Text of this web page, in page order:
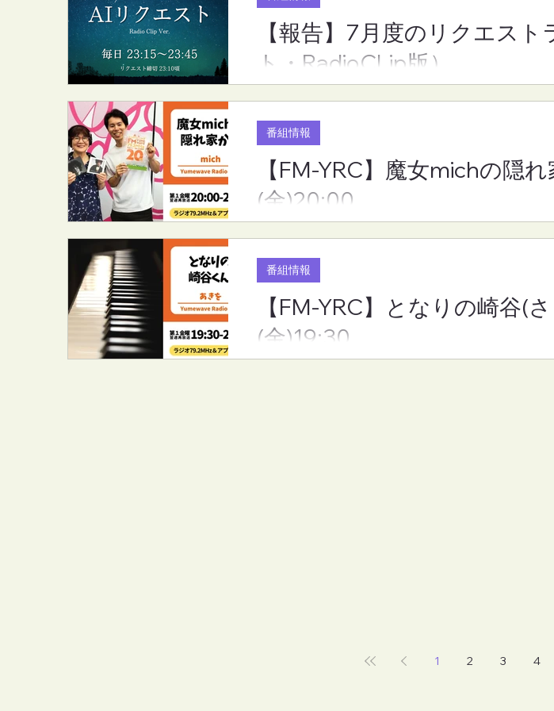
【報告】7月度のリクエスト
ランキング（ふるさとAIリク
エスト・RadioCLip版）
【FM-YRC】魔女michの隠れ
家から(mich)■2026年8月7日
【
【報告】7月度のリクエス
ト・RadioCLip版）
【FM-YRC】魔女michの隠
(金)20:00
番組情報
【FM-YRC】となりの崎谷(
(金)19:30
番組情報
1 2 3 4